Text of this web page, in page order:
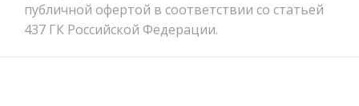
публичной офертой в соответствии со статьей
437 ГК Российской Федерации.